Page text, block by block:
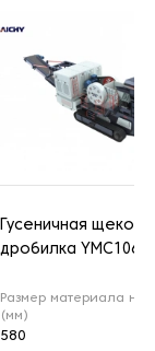
Гусеничная
дробилка YMC106
Размер материала на
(мм)
580